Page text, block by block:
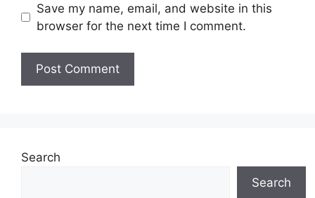
Save my name, email, and website in this
browser for the next time I comment.
Search
Search